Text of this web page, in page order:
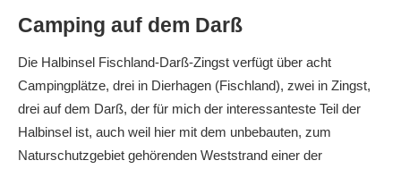
Camping auf dem Darß
Die Halbinsel Fischland-Darß-Zingst verfügt über acht
Campingplätze, drei in Dierhagen (Fischland), zwei in Zingst,
drei auf dem Darß, der für mich der interessanteste Teil der
Halbinsel ist, auch weil hier mit dem unbebauten, zum
Naturschutzgebiet gehörenden Weststrand einer der